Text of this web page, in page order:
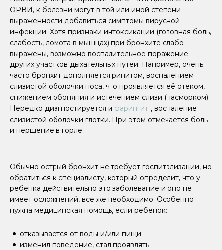
ОРВИ, к болезни могут в той или иной степени
выраженности добавиться симптомы вирусной
инфекции. Хотя признаки интоксикации (головная боль,
слабость, ломота в мышцах) при бронхите слабо
выражены, возможно воспалительное поражение
других участков дыхательных путей. Например, очень
часто бронхит дополняется ринитом, воспалением
слизистой оболочки носа, что проявляется её отеком,
снижением обоняния и истечением слизи (насморком).
Нередко диагностируется и фарингит , воспаление
слизистой оболочки глотки. При этом отмечается боль
и першение в горле.
Обычно острый бронхит не требует госпитализации, но
обратиться к специалисту, который определит, что у
ребенка действительно это заболевание и оно не
имеет осложнений, все же необходимо. Особенно
нужна медицинская помощь, если ребенок:
отказывается от воды и/или пищи;
изменил поведение, стал проявлять